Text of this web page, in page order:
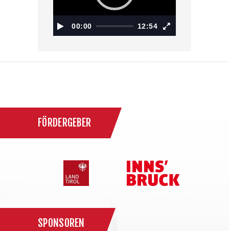
00:00 12:54
FÖRDERGEBER
SPONSOREN